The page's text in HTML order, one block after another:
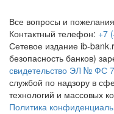
Все вопросы и
Контактный телефон: +7
Сетевое издание ib-
безопасность банков)
свидетельство ЭЛ № ФС
службой по надзору в
технологий и массовых
Политика